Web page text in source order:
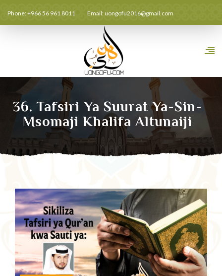
Phone: +966 56 961 8011 Email:uongofu2016@gmail.com
36. Tafsiri Ya Suurat Ya-Sin-
Msomaji Khalifa Altunaiji